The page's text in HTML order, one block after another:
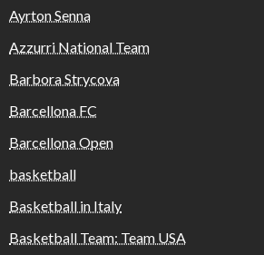
Ayrton Senna
Azzurri National Team
Barbora Strycova
Barcellona FC
Barcellona Open
basketball
Basketball in Italy
Basketball Team: Team USA